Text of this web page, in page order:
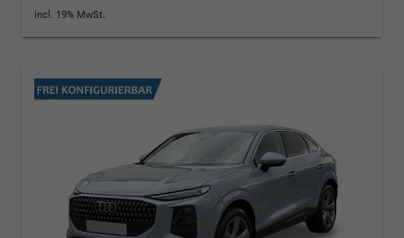
incl. 19% MwSt.